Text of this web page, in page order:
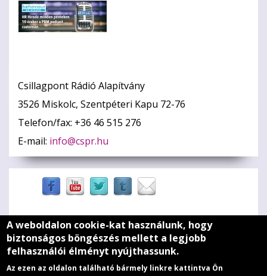
Csillagpont Rádió Alapítvány
3526 Miskolc, Szentpéteri Kapu 72-76
Telefon/fax: +36 46 515 276
E-mail: info@cspr.hu
Zöld szív
Médiaajánlat
A weboldalon cookie-kat használunk, hogy
biztonságos böngészés mellett a legjobb
felhasználói élményt nyújthassunk.
Az ezen az oldalon található bármely linkre kattintva Ön